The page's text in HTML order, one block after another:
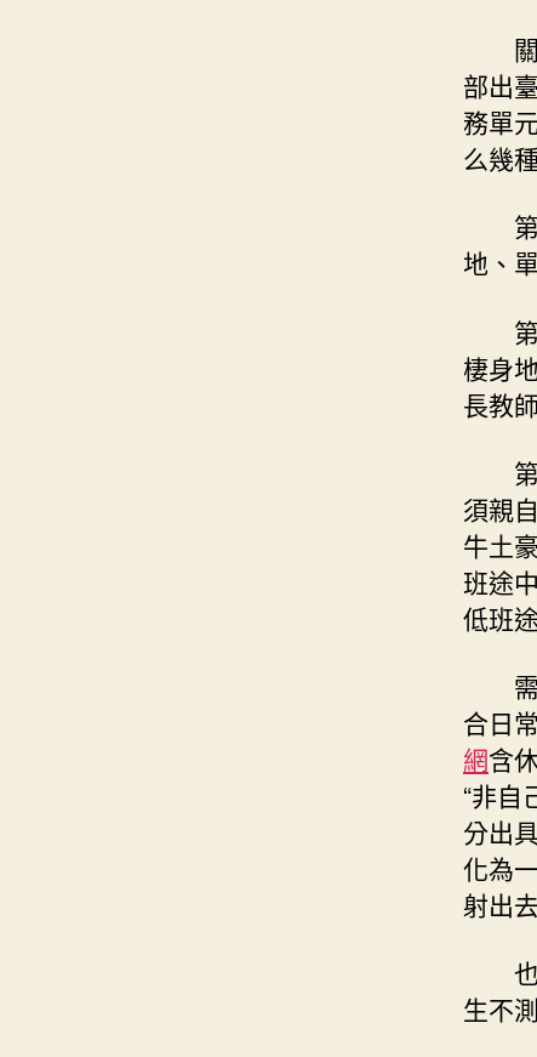
部出
務單
么幾
地、
棲身
長教
須親自
牛土
班途
低班
合日
網含
“非自
分出
化為
射出
生不